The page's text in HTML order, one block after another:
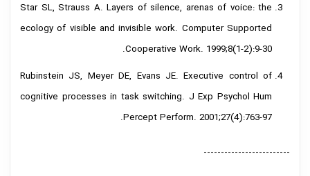
Star SL, Strauss A. Layers of silence, arenas of voice: the
ecology of visible and invisible work. Computer Supported
Cooperative Work. 1999;8(1-2):9-30.
Rubinstein JS, Meyer DE, Evans JE. Executive control of
cognitive processes in task switching. J Exp Psychol Hum
Percept Perform. 2001;27(4):763-97.
-------------------------